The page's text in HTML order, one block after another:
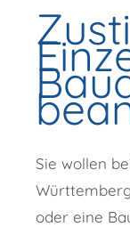
Sie wollen
oder eine